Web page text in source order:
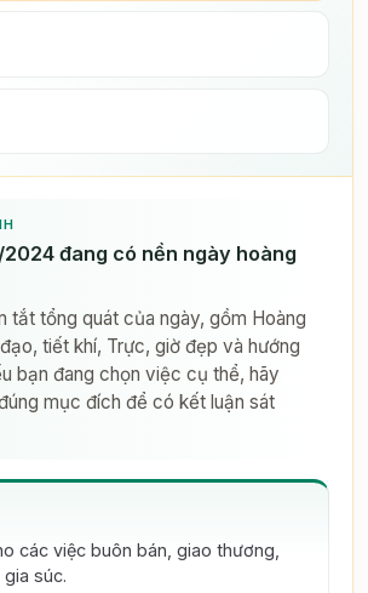
đang có nền ngày hoàng
tắt tổng quát của ngày, gồm Hoàng
tiết khí, Trực, giờ đẹp và hướng
bạn đang chọn việc cụ thể, hãy
mục đích để có kết luận sát
các việc buôn bán, giao thương,
súc.